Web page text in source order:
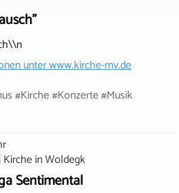
unterwww.kirche-mv.de
#Kirche #Konzerte #Musik
KircheinWoldegk
Sentimental